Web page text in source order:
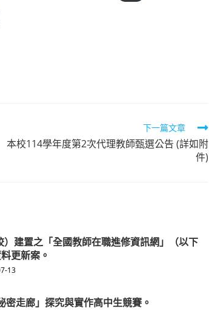
下一篇文章
本校114學年度第2次代理教師甄選公告 (詳如附
件)
建置之「全國教師在職進修資訊網」（以下
更新案。
13
走廊」探究與實作高中生競賽。